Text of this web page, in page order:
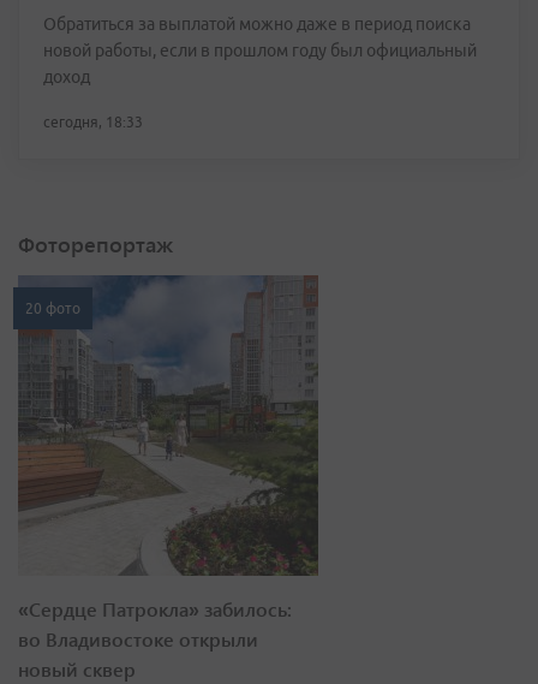
Обратиться за выплатой можно даже в период поиска
новой работы, если в прошлом году был официальный
доход
сегодня, 18:33
Фоторепортаж
20 фото
«Сердце Патрокла» забилось:
во Владивостоке открыли
новый сквер